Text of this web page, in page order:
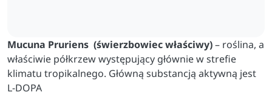
Mucuna Pruriens (świerzbowiec właściwy)– roślina, a
właściwie półkrzew występujący głównie w strefie
klimatu tropikalnego. Główną substancją aktywną jest
L-DOPA